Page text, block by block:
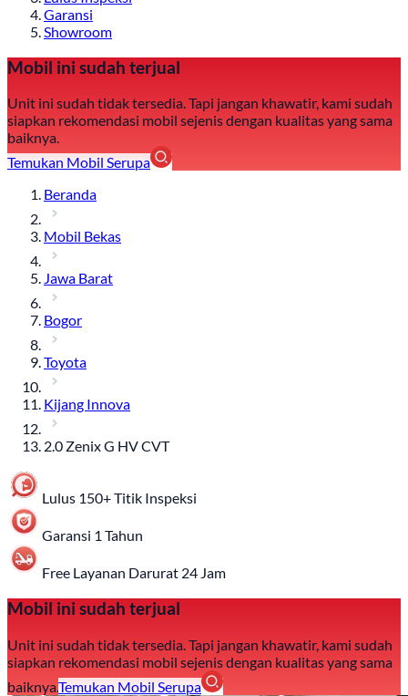
Garansi
Showroom
Mobil ini sudah terjual
Unit ini sudah tidak tersedia. Tapi jangan khawatir, kami sudah
siapkan rekomendasi mobil sejenis dengan kualitas yang sama
baiknya.
Temukan Mobil Serupa
Beranda
Mobil Bekas
Jawa Barat
Bogor
Toyota
Kijang Innova
2.0 Zenix G HV CVT
Lulus 150+ Titik Inspeksi
Garansi 1 Tahun
Free Layanan Darurat 24 Jam
Mobil ini sudah terjual
Unit ini sudah tidak tersedia. Tapi jangan khawatir, kami sudah
siapkan rekomendasi mobil sejenis dengan kualitas yang sama
baiknya.Temukan Mobil Serupa